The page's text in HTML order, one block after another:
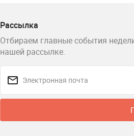
Рассылка
Отбираем главные события
нашей рассылке.